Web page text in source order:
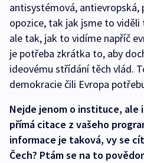
antisystémová,
opozice, tak jak jsme to viděli
ale tak, jak to vidíme napříč
je potřeba zkrátka to, aby
ideovému střídání těch vlád.
demokracie čili Evropa
Nejde jenom o instituce, ale
přímá citace z vašeho
informace je taková, vy se
Čech? Ptám se na to